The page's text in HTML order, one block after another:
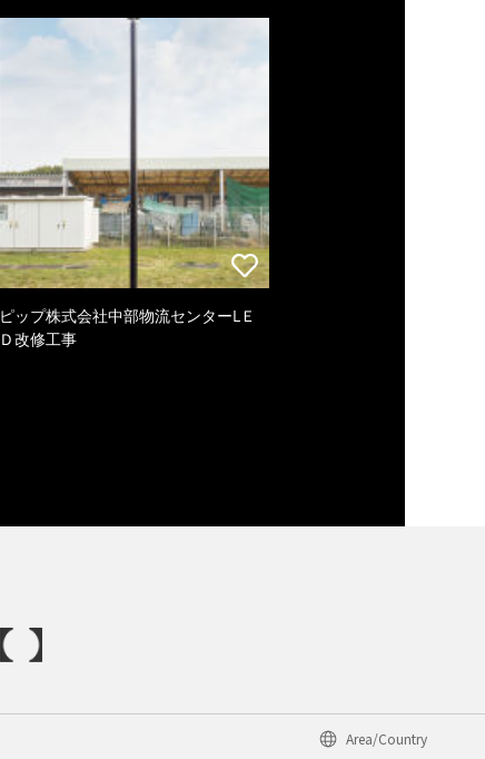
ピップ株式会社中部物流センターLＥ
Ｄ改修工事
Area/Country